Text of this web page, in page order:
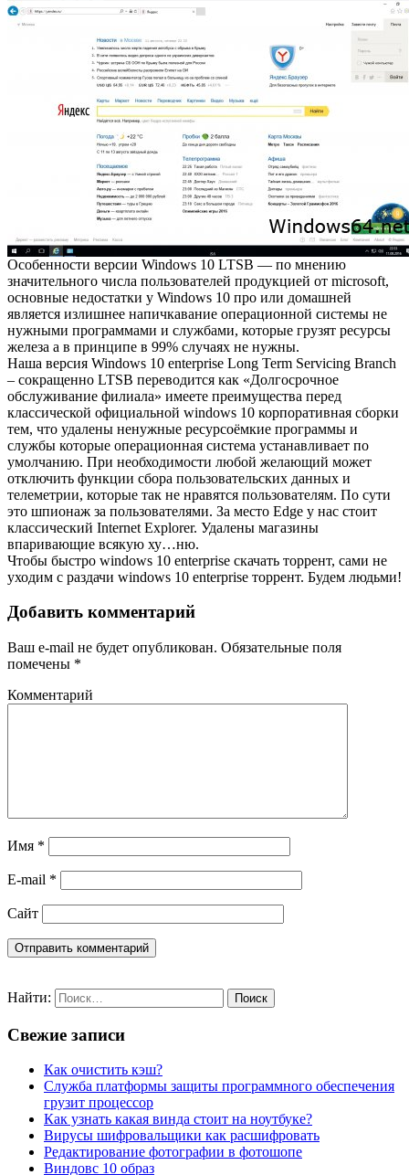
Особенности версии Windows 10 LTSB — по мнению
значительного числа пользователей продукцией от microsoft,
основные недостатки у Windows 10 про или домашней
является излишнее напичкавание операционной системы не
нужными программами и службами, которые грузят ресурсы
железа а в принципе в 99% случаях не нужны.
Наша версия Windows 10 enterprise Long Term Servicing Branch
– сокращенно LTSB переводится как «Долгосрочное
обслуживание филиала» имеете преимущества перед
классической официальной windows 10 корпоративная сборки
тем, что удалены ненужные ресурсоёмкие программы и
службы которые операционная система устанавливает по
умолчанию. При необходимости любой желающий может
отключить функции сбора пользовательских данных и
телеметрии, которые так не нравятся пользователям. По сути
это шпионаж за пользователями. За место Edge у нас стоит
классический Internet Explorer. Удалены магазины
впаривающие всякую ху…ню.
Чтобы быстро windows 10 enterprise скачать торрент, сами не
уходим с раздачи windows 10 enterprise торрент. Будем людьми!
Добавить комментарий
Ваш e-mail не будет опубликован. Обязательные поля
помечены *
Комментарий
Имя *
E-mail *
Сайт
Найти:
Свежие записи
Как очистить кэш?
Служба платформы защиты программного обеспечения
грузит процессор
Как узнать какая винда стоит на ноутбуке?
Вирусы шифровальщики как расшифровать
Редактирование фотографии в фотошопе
Виндовс 10 образ